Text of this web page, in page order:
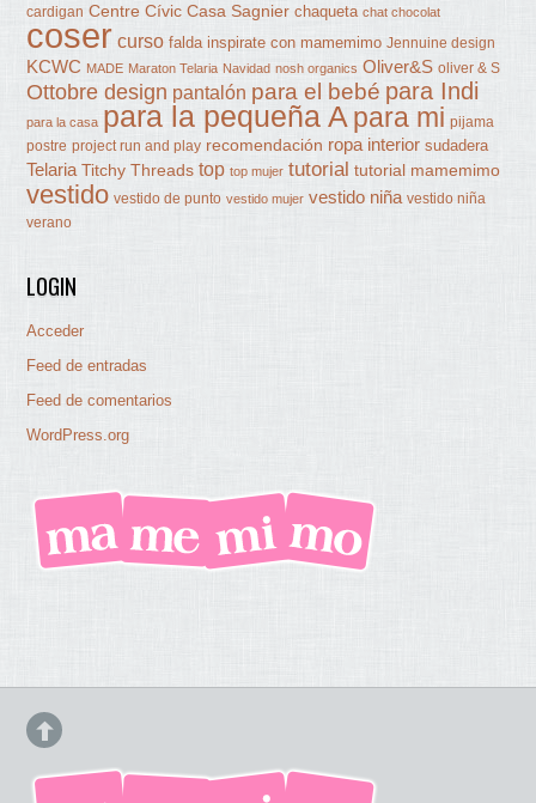
cardigan Centre Cívic Casa Sagnier chaqueta chat chocolat
coser curso falda inspirate con mamemimo Jennuine design
KCWC MADE Maraton Telaria Navidad nosh organics Oliver&S oliver & S
Ottobre design pantalón para el bebé para Indi
para la casa para la pequeña A para mi pijama
postre project run and play recomendación ropa interior sudadera
Telaria Titchy Threads top top mujer tutorial tutorial mamemimo
vestido vestido de punto vestido mujer vestido niña vestido niña
verano
LOGIN
Acceder
Feed de entradas
Feed de comentarios
WordPress.org